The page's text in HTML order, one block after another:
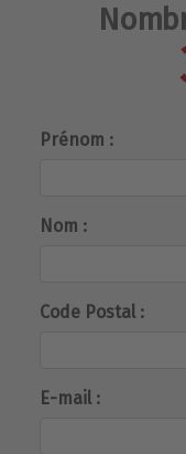
Prénom :
Nom :
Code Postal :
E-mail :